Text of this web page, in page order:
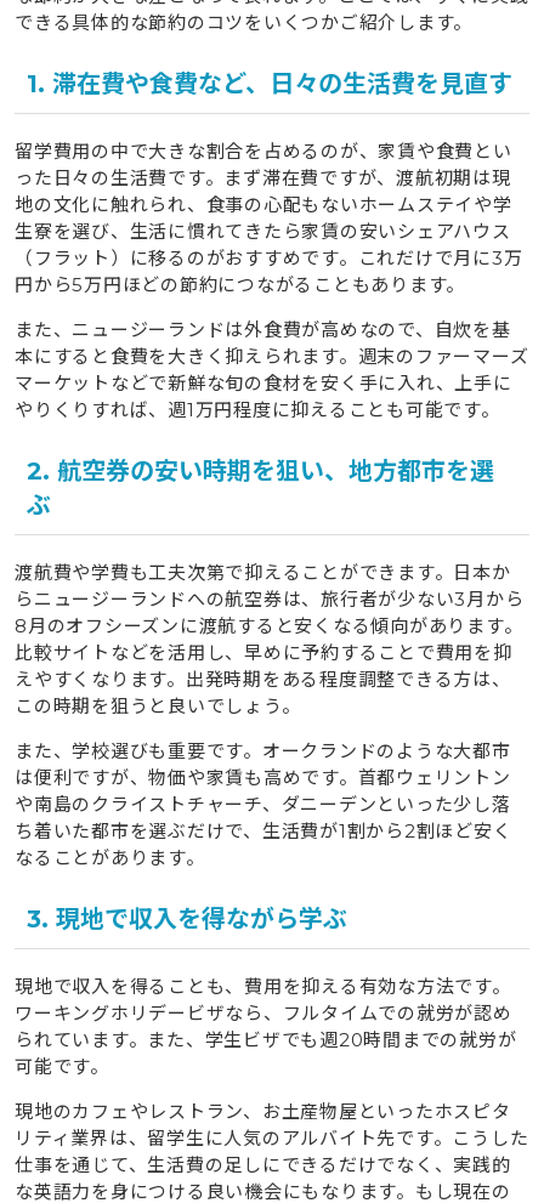
できる具体的な節約のコツをいくつかご紹介します。
1. 滞在費や食費など、日々の生活費を見直す
留学費用の中で大きな割合を占めるのが、家賃や食費とい
った日々の生活費です。まず滞在費ですが、渡航初期は現
地の文化に触れられ、食事の心配もないホームステイや学
生寮を選び、生活に慣れてきたら家賃の安いシェアハウス
（フラット）に移るのがおすすめです。これだけで月に3万
円から5万円ほどの節約につながることもあります。
また、ニュージーランドは外食費が高めなので、自炊を基
本にすると食費を大きく抑えられます。週末のファーマーズ
マーケットなどで新鮮な旬の食材を安く手に入れ、上手に
やりくりすれば、週1万円程度に抑えることも可能です。
2. 航空券の安い時期を狙い、地方都市を選
ぶ
渡航費や学費も工夫次第で抑えることができます。日本か
らニュージーランドへの航空券は、旅行者が少ない3月から
8月のオフシーズンに渡航すると安くなる傾向があります。
比較サイトなどを活用し、早めに予約することで費用を抑
えやすくなります。出発時期をある程度調整できる方は、
この時期を狙うと良いでしょう。
また、学校選びも重要です。オークランドのような大都市
は便利ですが、物価や家賃も高めです。首都ウェリントン
や南島のクライストチャーチ、ダニーデンといった少し落
ち着いた都市を選ぶだけで、生活費が1割から2割ほど安く
なることがあります。
3. 現地で収入を得ながら学ぶ
現地で収入を得ることも、費用を抑える有効な方法です。
ワーキングホリデービザなら、フルタイムでの就労が認め
られています。また、学生ビザでも週20時間までの就労が
可能です。
現地のカフェやレストラン、お土産物屋といったホスピタ
リティ業界は、留学生に人気のアルバイト先です。こうした
仕事を通じて、生活費の足しにできるだけでなく、実践的
な英語力を身につける良い機会にもなります。もし現在の